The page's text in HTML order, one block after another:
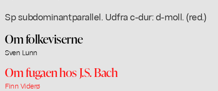
Sp subdominantparallel. Udfra c-dur: d-moll. (red.)
Om folkeviserne
Sven Lunn
Om fugaen hos J.S. Bach
Finn Viderø